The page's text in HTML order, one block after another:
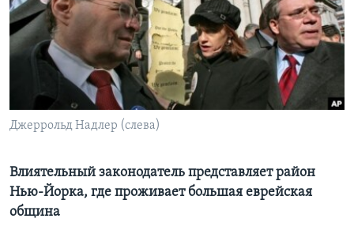
Learning English
СОЦИАЛЬНЫЕ СЕТИ
Джеррольд Надлер (слева)
Влиятельный законодатель представляет район
Нью-Йорка, где проживает большая еврейская
община